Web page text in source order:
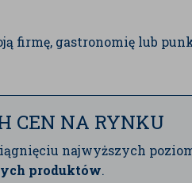
firmę, gastronomię lub
CEN NA RYNKU
najwyższych
produktów.